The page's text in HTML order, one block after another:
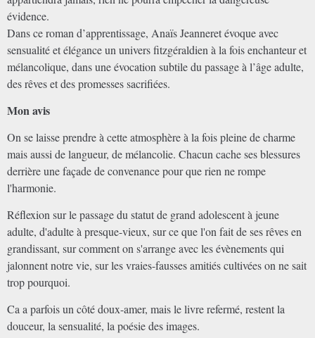
évidence.
Dans ce roman d’apprentissage, Anaïs Jeanneret évoque avec
sensualité et élégance un univers fitzgéraldien à la fois enchanteur et
mélancolique, dans une évocation subtile du passage à l’âge adulte,
des rêves et des promesses sacrifiées.
Mon avis
On se laisse prendre à cette atmosphère à la fois pleine de charme
mais aussi de langueur, de mélancolie. Chacun cache ses blessures
derrière une façade de convenance pour que rien ne rompe
l'harmonie.
Réflexion sur le passage du statut de grand adolescent à jeune
adulte, d'adulte à presque-vieux, sur ce que l'on fait de ses rêves en
grandissant, sur comment on s'arrange avec les évènements qui
jalonnent notre vie, sur les vraies-fausses amitiés cultivées on ne sait
trop pourquoi.
Ca a parfois un côté doux-amer, mais le livre refermé, restent la
douceur, la sensualité, la poésie des images.